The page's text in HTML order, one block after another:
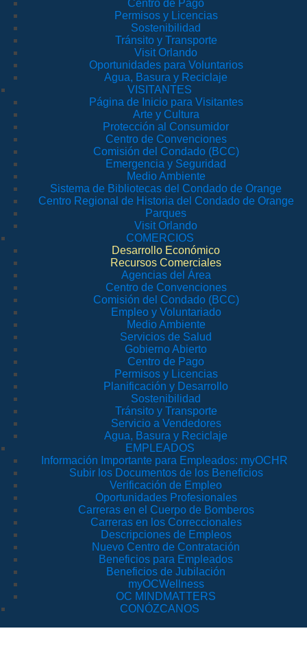
Centro de Pago
Permisos y Licencias
Sostenibilidad
Tránsito y Transporte
Visit Orlando
Oportunidades para Voluntarios
Agua, Basura y Reciclaje
VISITANTES
Página de Inicio para Visitantes
Arte y Cultura
Protección al Consumidor
Centro de Convenciones
Comisión del Condado (BCC)
Emergencia y Seguridad
Medio Ambiente
Sistema de Bibliotecas del Condado de Orange
Centro Regional de Historia del Condado de Orange
Parques
Visit Orlando
COMERCIOS
Desarrollo Económico
Recursos Comerciales
Agencias del Área
Centro de Convenciones
Comisión del Condado (BCC)
Empleo y Voluntariado
Medio Ambiente
Servicios de Salud
Gobierno Abierto
Centro de Pago
Permisos y Licencias
Planificación y Desarrollo
Sostenibilidad
Tránsito y Transporte
Servicio a Vendedores
Agua, Basura y Reciclaje
EMPLEADOS
Información Importante para Empleados: myOCHR
Subir los Documentos de los Beneficios
Verificación de Empleo
Oportunidades Profesionales
Carreras en el Cuerpo de Bomberos
Carreras en los Correccionales
Descripciones de Empleos
Nuevo Centro de Contratación
Beneficios para Empleados
Beneficios de Jubilación
myOCWellness
OC MINDMATTERS
CONÓZCANOS